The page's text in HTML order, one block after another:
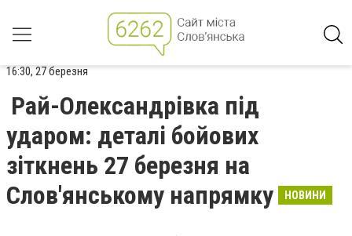
16:30, 27 березня
Рай-Олександрівка під
ударом: деталі бойових
зіткнень 27 березня на
Слов'янському напрямку
НОВИНИ